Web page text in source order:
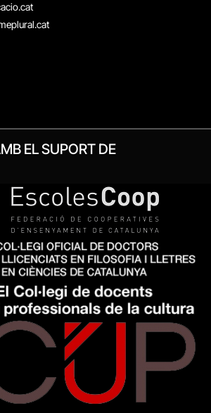
EL SUPORT DE